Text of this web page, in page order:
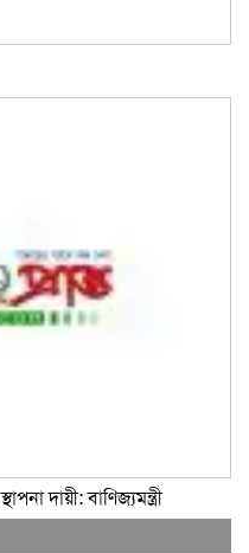
দায়ী: বাণিজ্যমন্ত্রী